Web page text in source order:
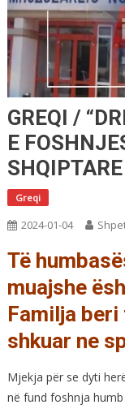
GREQI /
E
SHQIPTARE
Greqi
2024-01-04
Të
muajshe
Familja beri
shkuar ne
Mjekja për se dyti
në fund foshnja